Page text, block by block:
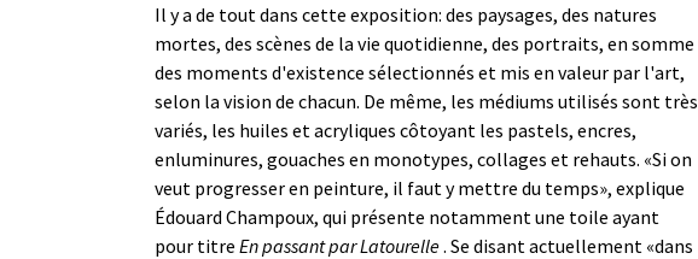
Il y a de tout dans cette exposition: des paysages, des natures
mortes, des scènes de la vie quotidienne, des portraits, en somme
des moments d'existence sélectionnés et mis en valeur par l'art,
selon la vision de chacun. De même, les médiums utilisés sont très
variés, les huiles et acryliques côtoyant les pastels, encres,
enluminures, gouaches en monotypes, collages et rehauts. «Si on
veut progresser en peinture, il faut y mettre du temps», explique
Édouard Champoux, qui présente notamment une toile ayant
pour titre En passant parLatourelle. Se disant actuellement «dans